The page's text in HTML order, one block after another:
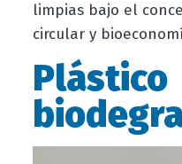
limpias bajo el
circular y
Plástico